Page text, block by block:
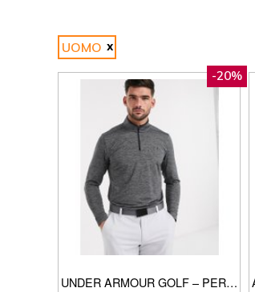
UOMO
-20%
UNDER ARMOUR GOLF – PERFORMANCE – TOP CON ZIP CORTA NERO